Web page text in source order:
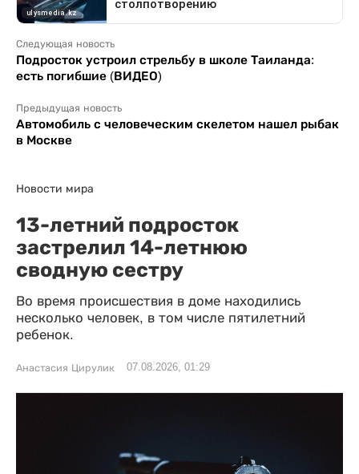
Следующая новость
Подросток устроил стрельбу в школе Таиланда:
есть погибшие (ВИДЕО)
Предыдущая новость
Автомобиль с человеческим скелетом нашел рыбак
в Москве
Новости мира
13-летний подросток
застрелил 14-летнюю
сводную сестру
Во время происшествия в доме находились
несколько человек, в том числе пятилетний
ребенок.
Анастасия Цирулик 07.08.2026, 01:29